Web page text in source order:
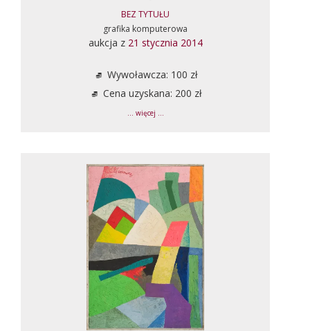
BEZ TYTUŁU
grafika komputerowa
aukcja z 21 stycznia 2014
Wywoławcza: 100 zł
Cena uzyskana: 200 zł
... więcej ...